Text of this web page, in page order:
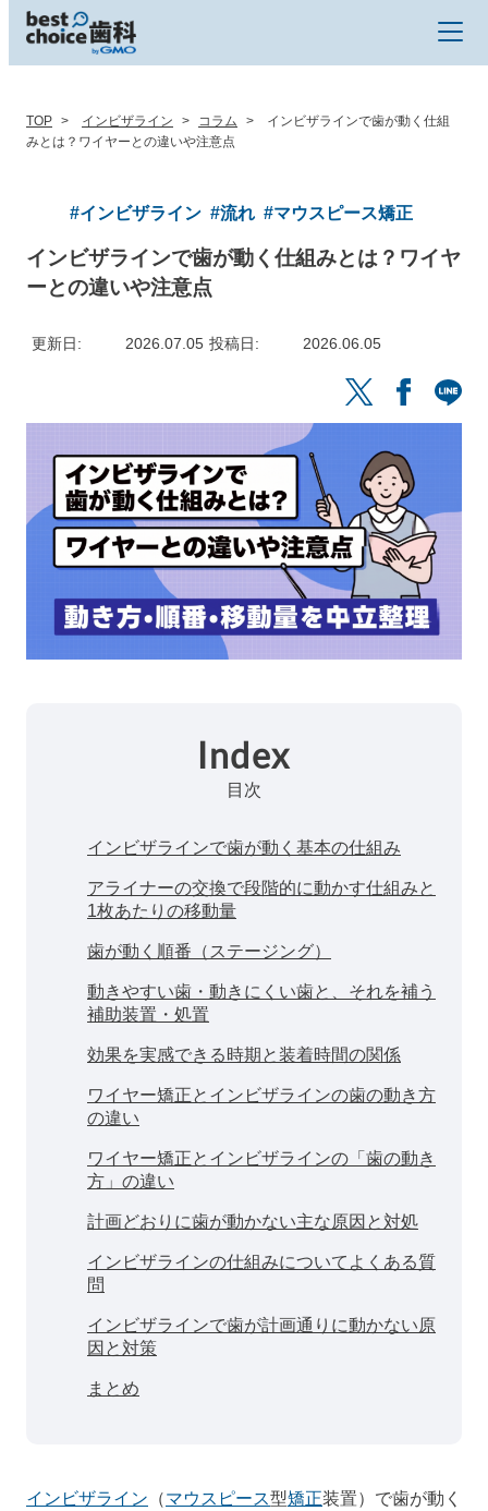
TOP インビザライン コラム
インビザラインで歯が動く仕組
みとは？ワイヤーとの違いや注意点
#インビザライン #流れ #マウスピース矯正
インビザラインで歯が動く仕組みとは？ワイヤ
ーとの違いや注意点
更新日 2026.07.05 投稿日 2026.06.05
Index
目次
インビザラインで歯が動く基本の仕組み
アライナーの交換で段階的に動かす仕組みと
1枚あたりの移動量
歯が動く順番（ステージング）
動きやすい歯・動きにくい歯と、それを補う
補助装置・処置
効果を実感できる時期と装着時間の関係
ワイヤー矯正とインビザラインの歯の動き方
の違い
ワイヤー矯正とインビザラインの「歯の動き
方」の違い
計画どおりに歯が動かない主な原因と対処
インビザラインの仕組みについてよくある質
問
インビザラインで歯が計画通りに動かない原
因と対策
まとめ
インビザライン （マウスピース型矯正装置）で歯が動く